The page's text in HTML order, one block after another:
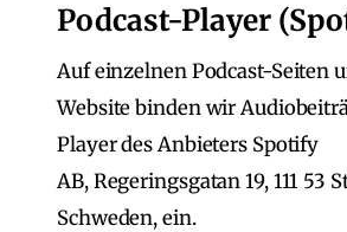
Podcast-Player
Auf einzelnen Podcast-Seiten
Website binden wir
Player des Anbieters Spotify
AB, Regeringsgatan 19, 111 53
Schweden, ein.